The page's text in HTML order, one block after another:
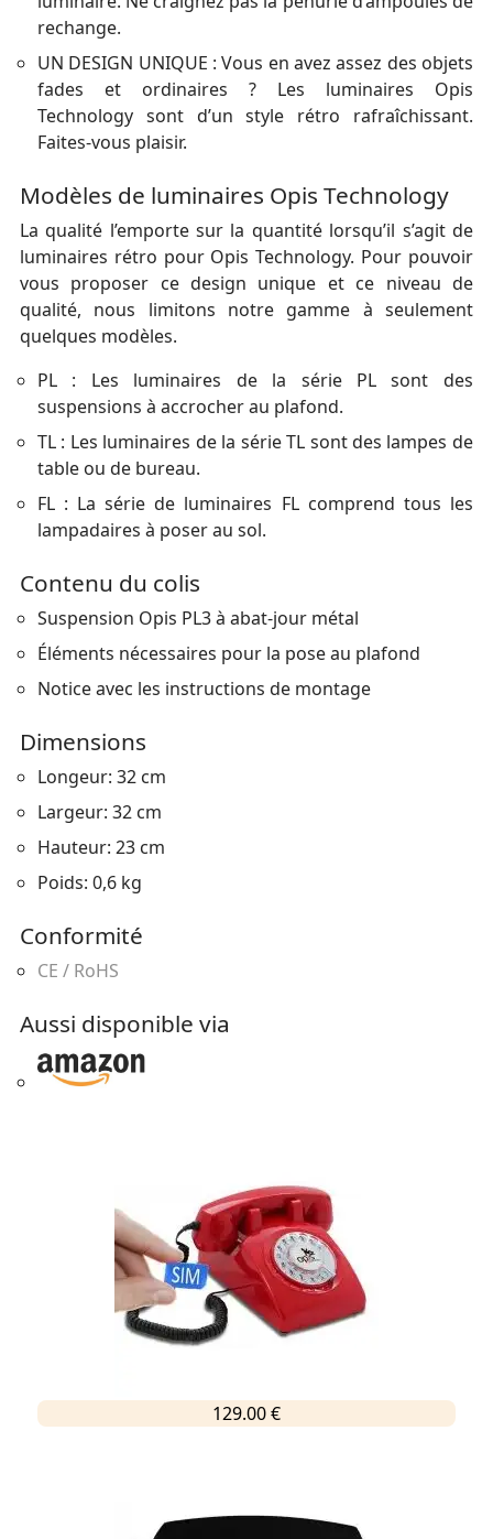
rechange.
UN DESIGN UNIQUE : Vous en avez assez des objets
fades et ordinaires ? Les luminaires Opis
Technology sont d’un style rétro rafraîchissant.
Faites-vous plaisir.
Modèles de luminaires Opis Technology
La qualité l’emporte sur la quantité lorsqu’il s’agit de
luminaires rétro pour Opis Technology. Pour pouvoir
vous proposer ce design unique et ce niveau de
qualité, nous limitons notre gamme à seulement
quelques modèles.
PL : Les luminaires de la série PL sont des
suspensions à accrocher au plafond.
TL : Les luminaires de la série TL sont des lampes de
table ou de bureau.
FL : La série de luminaires FL comprend tous les
lampadaires à poser au sol.
Contenu du colis
Suspension Opis PL3 à abat-jour métal
Éléments nécessaires pour la pose au plafond
Notice avec les instructions de montage
Dimensions
Longeur: 32 cm
Largeur: 32 cm
Hauteur: 23 cm
Poids: 0,6 kg
Conformité
CE / RoHS
Aussi disponible via
129.00 €